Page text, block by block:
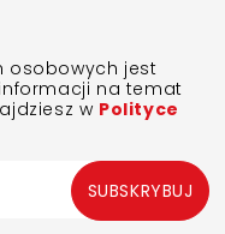
osobowych jest
informacji na temat
w Polityce
SUBSKRYBUJ